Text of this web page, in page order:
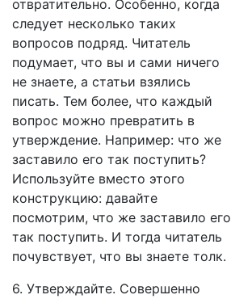
отвратительно. Особенно, когда
следует несколько таких
вопросов подряд. Читатель
подумает, что вы и сами ничего
не знаете, а статьи взялись
писать. Тем более, что каждый
вопрос можно превратить в
утверждение. Например: что же
заставило его так поступить?
Используйте вместо этого
конструкцию: давайте
посмотрим, что же заставило его
так поступить. И тогда читатель
почувствует, что вы знаете толк.
6. Утверждайте. Совершенно